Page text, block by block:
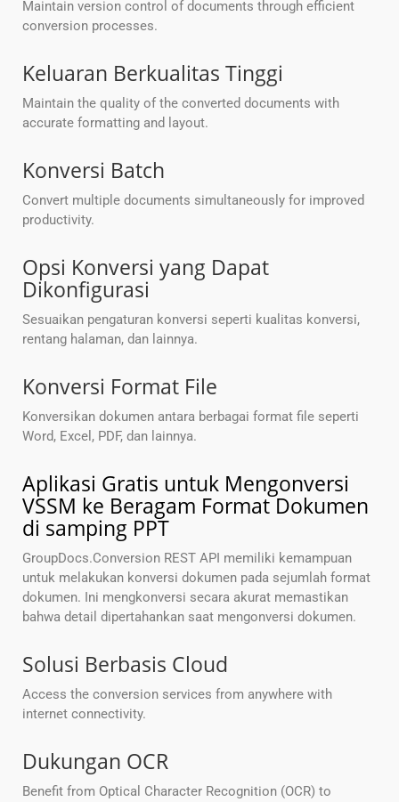
Maintain version control of documents through efficient
conversion processes.
Keluaran Berkualitas Tinggi
Maintain the quality of the converted documents with
accurate formatting and layout.
Konversi Batch
Convert multiple documents simultaneously for improved
productivity.
Opsi Konversi yang Dapat
Dikonfigurasi
Sesuaikan pengaturan konversi seperti kualitas konversi,
rentang halaman, dan lainnya.
Konversi Format File
Konversikan dokumen antara berbagai format file seperti
Word, Excel, PDF, dan lainnya.
Aplikasi Gratis untuk Mengonversi
VSSM ke Beragam Format Dokumen
di samping PPT
GroupDocs.Conversion REST API memiliki kemampuan
untuk melakukan konversi dokumen pada sejumlah format
dokumen. Ini mengkonversi secara akurat memastikan
bahwa detail dipertahankan saat mengonversi dokumen.
Solusi Berbasis Cloud
Access the conversion services from anywhere with
internet connectivity.
Dukungan OCR
Benefit from Optical Character Recognition (OCR) to